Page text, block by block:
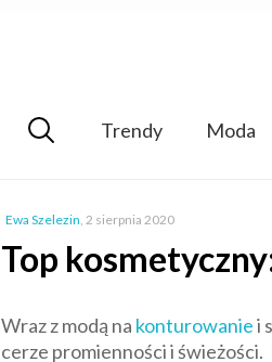
Trendy Moda
Ewa Szelezin, 2 sierpnia 2020
Top
Wraz z modą na konturowaniei
cerze promienności i